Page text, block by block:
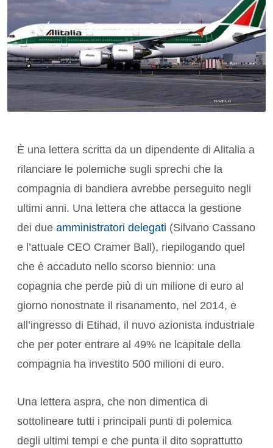
È una lettera scritta da un dipendente di Alitalia a
rilanciare le polemiche sugli sprechi che la
compagnia di bandiera avrebbe perseguito negli
ultimi anni. Una lettera che attacca la gestione
dei due amministratori delegati (Silvano Cassano
e l’attuale CEO Cramer Ball), riepilogando quel
che è accaduto nello scorso biennio: una
copagnia che perde più di un milione di euro al
giorno nonostnate il risanamento, nel 2014, e
all’ingresso di Etihad, il nuvo azionista industriale
che per poter entrare al 49% ne lcapitale della
compagnia ha investito 500 milioni di euro.
Una lettera aspra, che non dimentica di
sottolineare tutti i principali punti di polemica
degli ultimi tempi e che punta il dito soprattutto